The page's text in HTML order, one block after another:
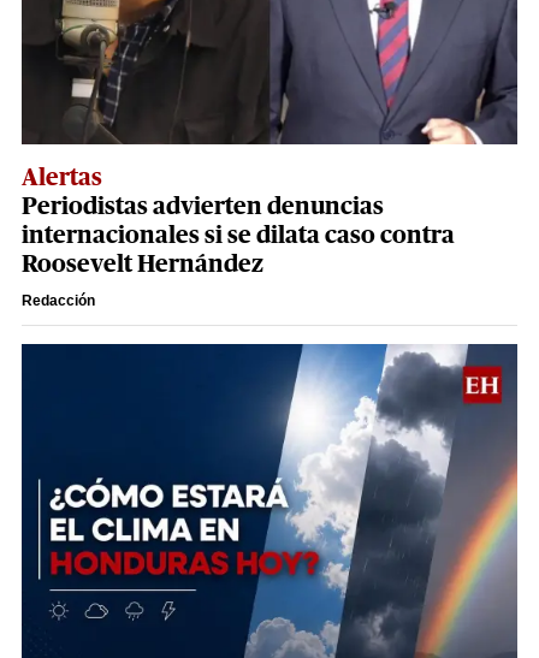
Alertas
Periodistas advierten denuncias
internacionales si se dilata caso contra
Roosevelt Hernández
Redacción